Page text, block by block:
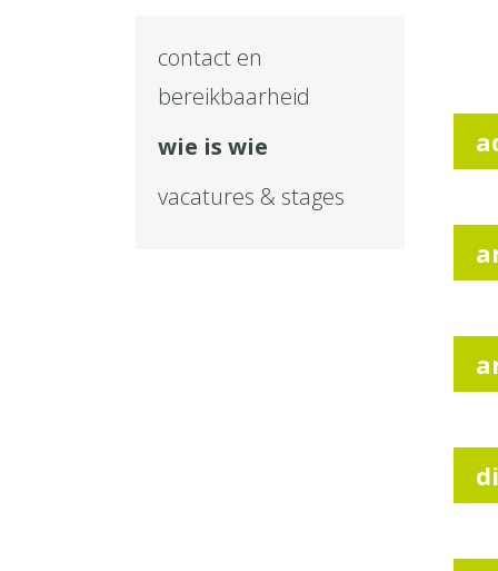
contact en
bereikbaarheid
wie is wie
vacatures & stages